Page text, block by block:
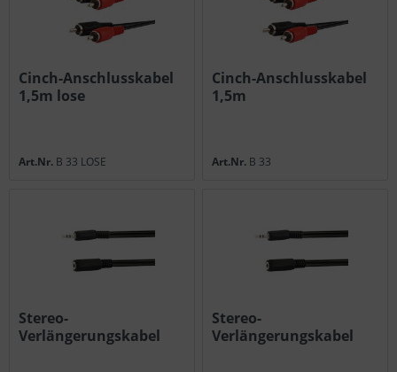
Cinch-Anschlusskabel
1,5m lose
Art.Nr. B 33 LOSE
Cinch-Anschlusskabel
1,5m
Art.Nr. B 33
Stereo-
Verlängerungskabel
Stereo-
Verlängerungskabel